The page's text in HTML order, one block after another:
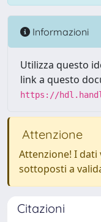
Informazioni
Utilizza questo
link a questo
https://
Attenzione
Attenzione! I dati
sottoposti a
Citazioni